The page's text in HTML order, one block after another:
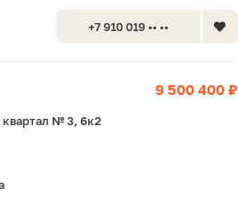
+7 910 019 •• ••
9 500 400 ₽
№ 3, 6к2